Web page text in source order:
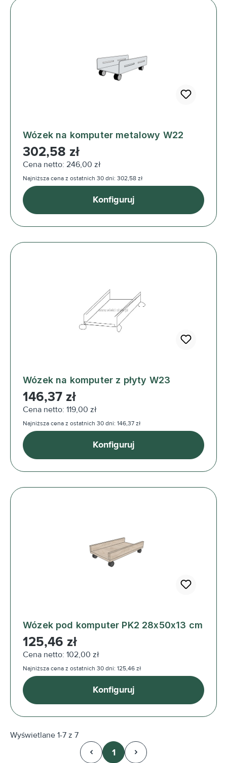
Wózek na komputer metalowy W22
Cena regularna:
302,58 zł
Cena netto: 246,00 zł
Najniższa cena z ostatnich 30 dni: 302,58 zł
Konfiguruj
Wózek na komputer z płyty W23
Cena regularna:
146,37 zł
Cena netto: 119,00 zł
Najniższa cena z ostatnich 30 dni: 146,37 zł
Konfiguruj
Wózek pod komputer PK2 28x50x13 cm
Cena regularna:
125,46 zł
Cena netto: 102,00 zł
Najniższa cena z ostatnich 30 dni: 125,46 zł
Konfiguruj
Wyświetlane 1-7 z 7
Strona
1